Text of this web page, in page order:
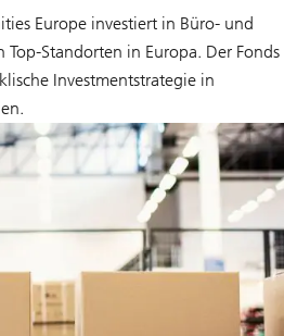
Europe investiert in Büro- und
Standorten in Europa. Der Fonds
Investmentstrategie in